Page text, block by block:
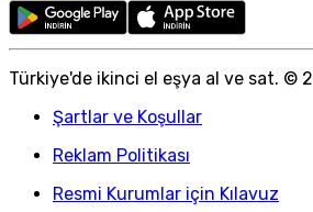
Türkiye'de ikinci el eşya al ve sat. ©
Şartlar ve Koşullar
Reklam Politikası
Resmi Kurumlar için Kılavuz